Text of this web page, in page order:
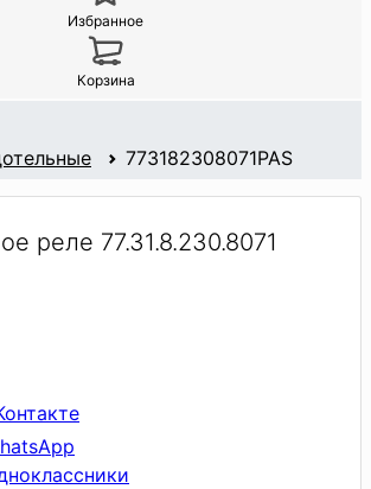
Избранное
Корзина
773182308071PAS
реле 77.31.8.230.8071